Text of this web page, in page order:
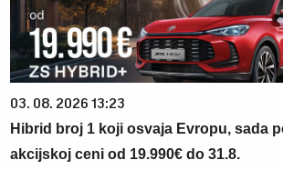
03. 08. 2026 13:23
Hibrid broj 1 koji osvaja Evropu, sada
akcijskoj ceni od 19.990€ do 31.8.